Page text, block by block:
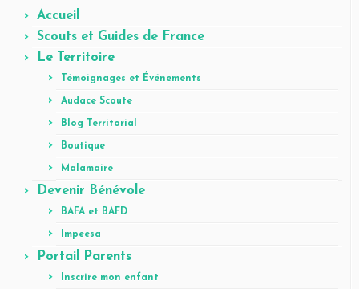
Accueil
Scouts et Guides de France
Le Territoire
Témoignages et Événements
Audace Scoute
Blog Territorial
Boutique
Malamaire
Devenir Bénévole
BAFA et BAFD
Impeesa
Portail Parents
Inscrire mon enfant